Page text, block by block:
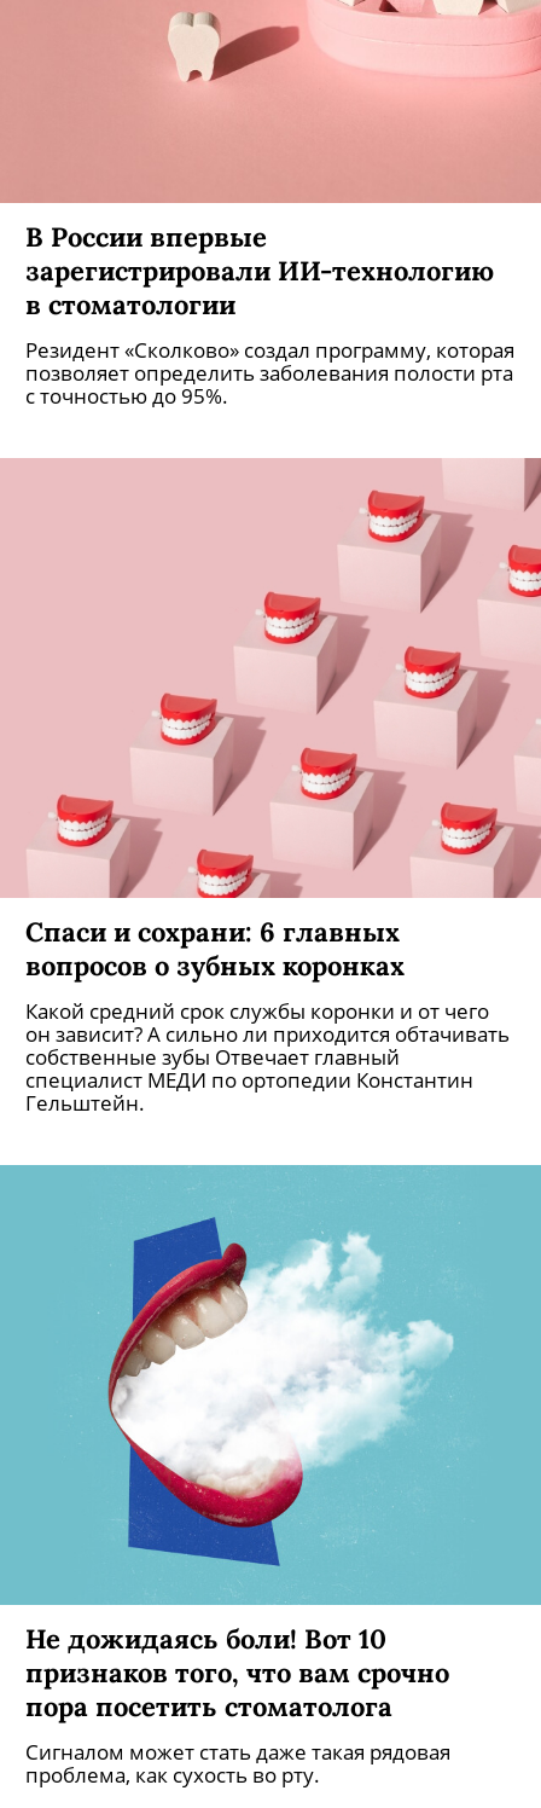
В России впервые
зарегистрировали ИИ-технологию
в стоматологии
Резидент «Сколково» создал программу, которая
позволяет определить заболевания полости рта
с точностью до 95%.
Спаси и сохрани: 6 главных
вопросов о зубных коронках
Какой средний срок службы коронки и от чего
он зависит? А сильно ли приходится обтачивать
собственные зубы Отвечает главный
специалист МЕДИ по ортопедии Константин
Гельштейн.
Не дожидаясь боли! Вот 10
признаков того, что вам срочно
пора посетить стоматолога
Сигналом может стать даже такая рядовая
проблема, как сухость во рту.